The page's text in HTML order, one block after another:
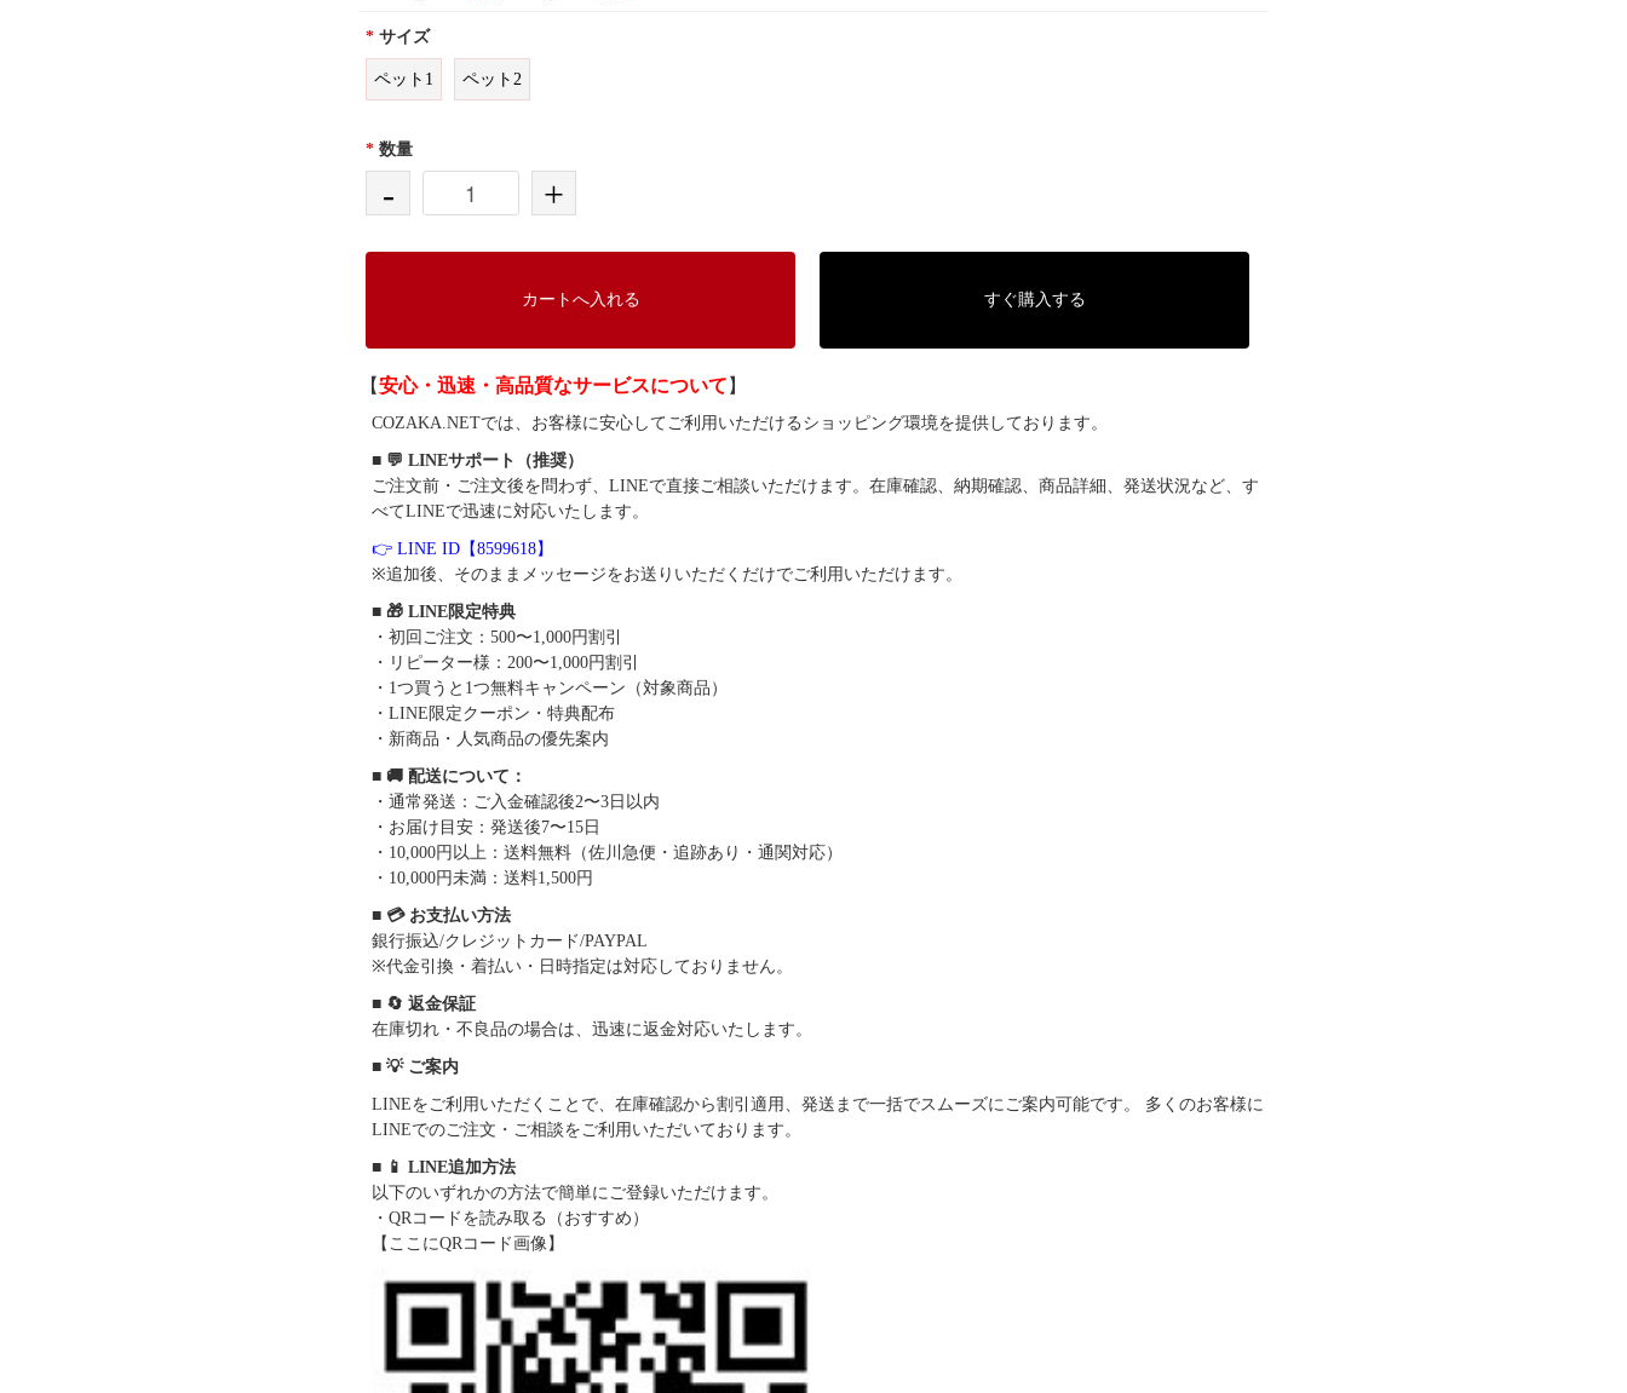
* サイズ
ペット1 ペット2
* 数量
- +
カートへ入れる すぐ購入する
【安心・迅速・高品質なサービスについて 】
COZAKA.NETでは、お客様に安心してご利用いただけるショッピング環境を提供しております。
■ 💬 LINEサポート（推奨）
ご注文前・ご注文後を問わず、LINEで直接ご相談いただけます。在庫確認、納期確認、商品詳細、発送状況など、す
べてLINEで迅速に対応いたします。
👉 LINE ID【8599618】
※追加後、そのままメッセージをお送りいただくだけでご利用いただけます。
■ 🎁 LINE限定特典
・初回ご注文：500〜1,000円割引
・リピーター様：200〜1,000円割引
・1つ買うと1つ無料キャンペーン（対象商品）
・LINE限定クーポン・特典配布
・新商品・人気商品の優先案内
■ 🚚 配送について：
・通常発送：ご入金確認後2〜3日以内
・お届け目安：発送後7〜15日
・10,000円以上：送料無料（佐川急便・追跡あり・通関対応）
・10,000円未満：送料1,500円
■ 💳 お支払い方法
銀行振込/クレジットカード/PAYPAL
※代金引換・着払い・日時指定は対応しておりません。
■ 🔄 返金保証
在庫切れ・不良品の場合は、迅速に返金対応いたします。
■ 💡 ご案内
LINEをご利用いただくことで、在庫確認から割引適用、発送まで一括でスムーズにご案内可能です。 多くのお客様に
LINEでのご注文・ご相談をご利用いただいております。
■ 📱 LINE追加方法
以下のいずれかの方法で簡単にご登録いただけます。
・QRコードを読み取る（おすすめ）
【ここにQRコード画像】